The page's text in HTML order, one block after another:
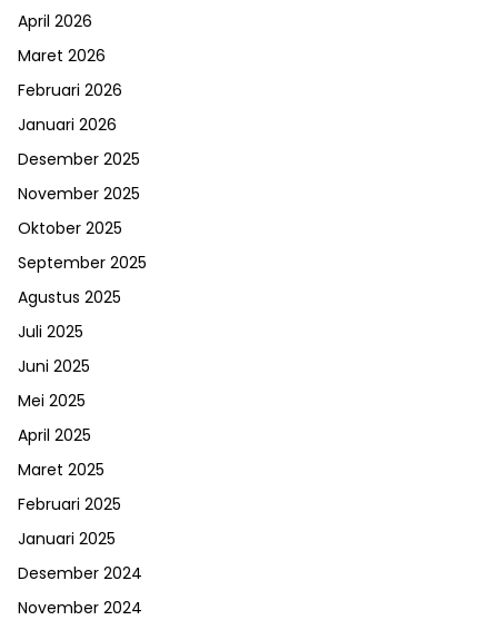
April 2026
Maret 2026
Februari 2026
Januari 2026
Desember 2025
November 2025
Oktober 2025
September 2025
Agustus 2025
Juli 2025
Juni 2025
Mei 2025
April 2025
Maret 2025
Februari 2025
Januari 2025
Desember 2024
November 2024